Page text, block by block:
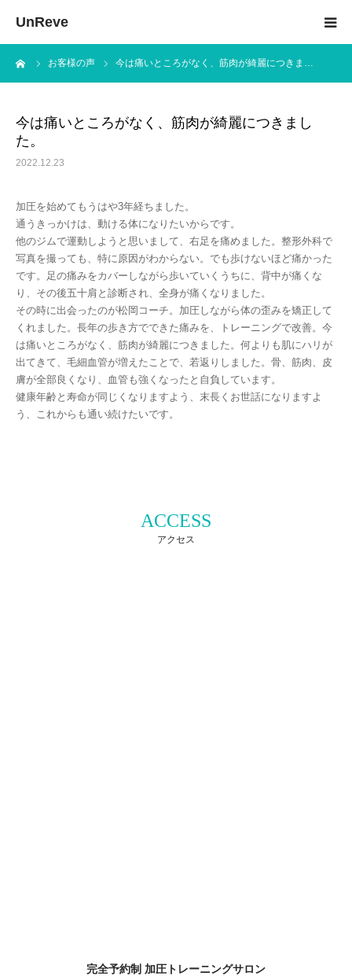
UnReve
お客様の声 今は痛いところがなく、筋肉が綺麗につきま…
今は痛いところがなく、筋肉が綺麗につきまし
た。
2022.12.23
加圧を始めてもうはや3年経ちました。
通うきっかけは、動ける体になりたいからです。
他のジムで運動しようと思いまして、右足を痛めました。整形外科で
写真を撮っても、特に原因がわからない。でも歩けないほど痛かった
です。足の痛みをカバーしながら歩いていくうちに、背中が痛くな
り、その後五十肩と診断され、全身が痛くなりました。
その時に出会ったのが松岡コーチ。加圧しながら体の歪みを矯正して
くれました。長年の歩き方でできた痛みを、トレーニングで改善。今
は痛いところがなく、筋肉が綺麗につきました。何よりも肌にハリが
出てきて、毛細血管が増えたことで、若返りしました。骨、筋肉、皮
膚が全部良くなり、血管も強くなったと自負しています。
健康年齢と寿命が同じくなりますよう、末長くお世話になりますよ
う、これからも通い続けたいです。
ACCESS
アクセス
完全予約制 加圧トレーニングサロン
加圧トレーニングとは
KAATSU M1
体験トレーニングの流れ
お客様の声
トレーナー紹介